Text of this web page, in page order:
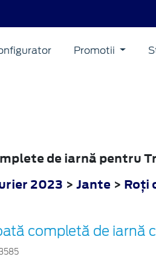
Promotii
de iarnă pentru
2023 > Jante > Roţi
completă de iarnă